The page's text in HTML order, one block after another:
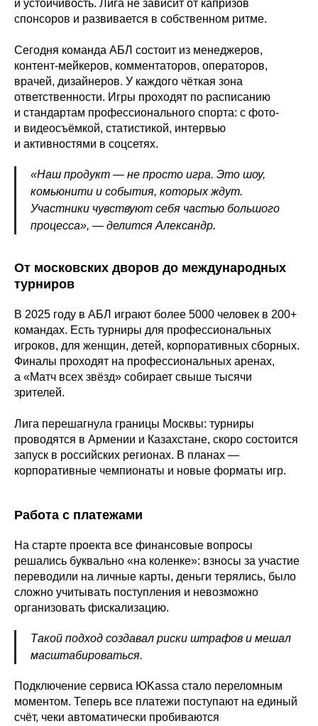
и устойчивость. Лига не зависит от капризов
спонсоров и развивается в собственном ритме.
Сегодня команда АБЛ состоит из менеджеров,
контент-мейкеров, комментаторов, операторов,
врачей, дизайнеров. У каждого чёткая зона
ответственности. Игры проходят по расписанию
и стандартам профессионального спорта: с фото-
и видеосъёмкой, статистикой, интервью
и активностями в соцсетях.
«Наш продукт — не просто игра. Это шоу,
комьюнити и события, которых ждут.
Участники чувствуют себя частью большого
процесса», — делится Александр.
От московских дворов до международных
турниров
В 2025 году в АБЛ играют более 5000 человек в 200+
командах. Есть турниры для профессиональных
игроков, для женщин, детей, корпоративных сборных.
Финалы проходят на профессиональных аренах,
а «Матч всех звёзд» собирает свыше тысячи
зрителей.
Лига перешагнула границы Москвы: турниры
проводятся в Армении и Казахстане, скоро состоится
запуск в российских регионах. В планах —
корпоративные чемпионаты и новые форматы игр.
Работа с платежами
На старте проекта все финансовые вопросы
решались буквально «на коленке»: взносы за участие
переводили на личные карты, деньги терялись, было
сложно учитывать поступления и невозможно
организовать фискализацию.
Такой подход создавал риски штрафов и мешал
масштабироваться.
Подключение сервиса ЮKassa стало переломным
моментом. Теперь все платежи поступают на единый
счёт, чеки автоматически пробиваются